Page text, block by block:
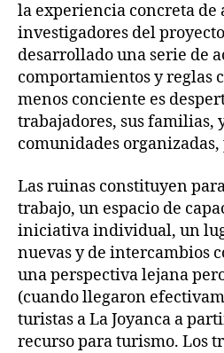
la experiencia concreta de
investigadores del
desarrollado una serie de
comportamientos y reglas
menos conciente es
trabajadores, sus familias,
comunidades
Las ruinas constituyen
trabajo, un espacio de
iniciativa individual, un
nuevas y de intercambios
una perspectiva lejana
(cuando llegaron
turistas a La Joyanca a
recurso para turismo. Los